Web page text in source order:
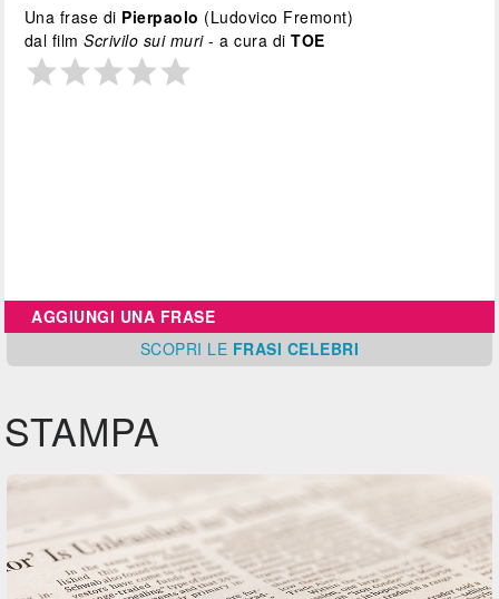
Una frase di Pierpaolo (Ludovico Fremont)
dal filmScrivilo sui muri- a cura diTOE
AGGIUNGI UNA FRASE
SCOPRI LE FRASI CELEBRI
STAMPA